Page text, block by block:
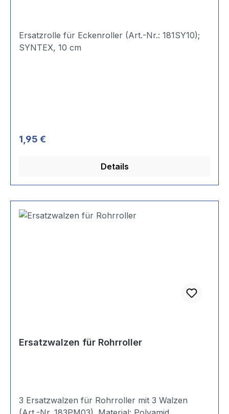
Ersatzrolle für Eckenroller (Art.-Nr.: 181SY10);
Regulärer Preis:
1,95 €
Details
Ersatzwalzen für Rohrroller
3 Ersatzwalzen für Rohrroller mit 3 Walzen